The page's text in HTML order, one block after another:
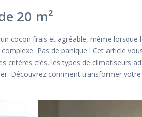
20 m²
cocon frais et agréable, même
Pas de panique ! Cet article
critères clés, les types de climatiseurs
Découvrez comment transformer